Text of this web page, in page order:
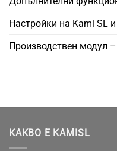
Настройки на Kami SL
Производствен модул
КАКВО Е KAMISL